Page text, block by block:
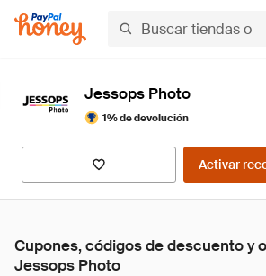
Jessops Photo
1% de devolución
Activar
Cupones, códigos de descuento y
Jessops Photo